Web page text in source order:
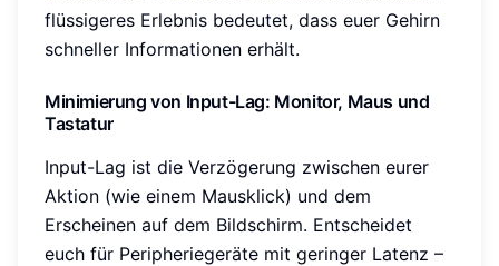
flüssigeres Erlebnis bedeutet, dass euer Gehirn
schneller Informationen erhält.
Minimierung von Input-Lag: Monitor, Maus und
Tastatur
Input-Lag ist die Verzögerung zwischen eurer
Aktion (wie einem Mausklick) und dem
Erscheinen auf dem Bildschirm. Entscheidet
euch für Peripheriegeräte mit geringer Latenz –